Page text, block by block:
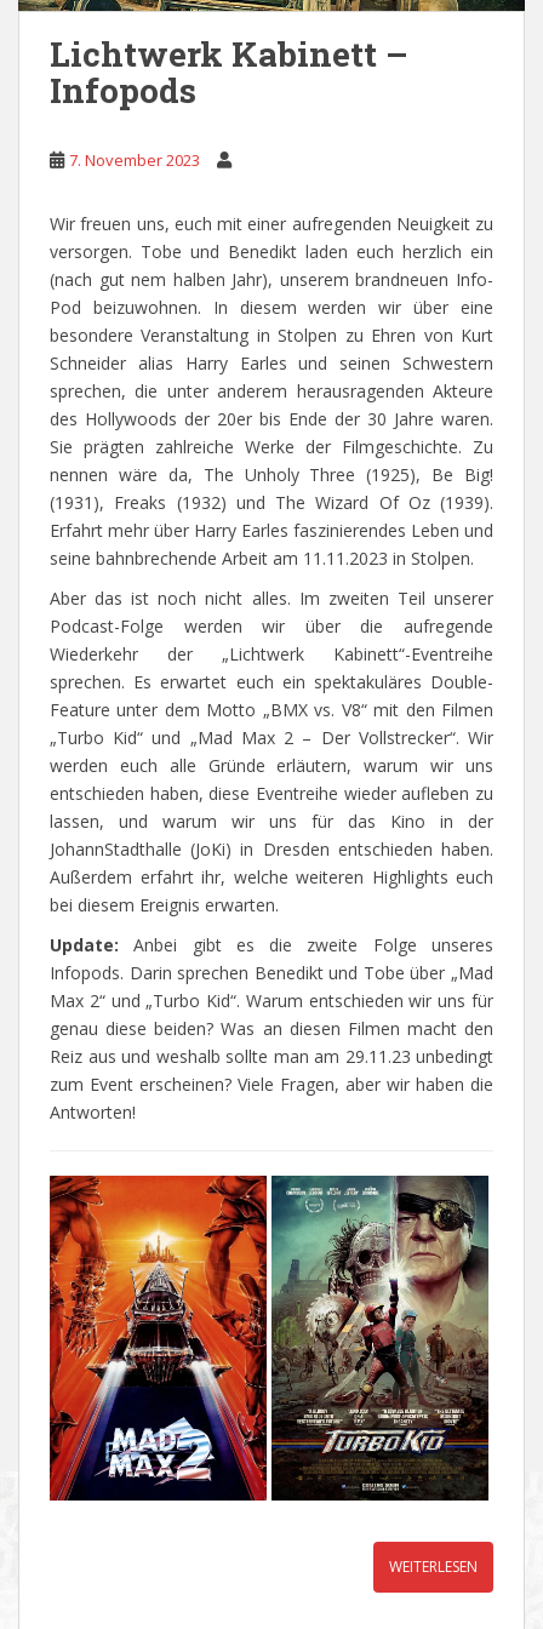
Lichtwerk Kabinett –
Infopods
7. November 2023
Wir freuen uns, euch mit einer aufregenden Neuigkeit zu
versorgen. Tobe und Benedikt laden euch herzlich ein
(nach gut nem halben Jahr), unserem brandneuen Info-
Pod beizuwohnen. In diesem werden wir über eine
besondere Veranstaltung in Stolpen zu Ehren von Kurt
Schneider alias Harry Earles und seinen Schwestern
sprechen, die unter anderem herausragenden Akteure
des Hollywoods der 20er bis Ende der 30 Jahre waren.
Sie prägten zahlreiche Werke der Filmgeschichte. Zu
nennen wäre da, The Unholy Three (1925), Be Big!
(1931), Freaks (1932) und The Wizard Of Oz (1939).
Erfahrt mehr über Harry Earles faszinierendes Leben und
seine bahnbrechende Arbeit am 11.11.2023 in Stolpen.
Aber das ist noch nicht alles. Im zweiten Teil unserer
Podcast-Folge werden wir über die aufregende
Wiederkehr der „Lichtwerk Kabinett“-Eventreihe
sprechen. Es erwartet euch ein spektakuläres Double-
Feature unter dem Motto „BMX vs. V8“ mit den Filmen
„Turbo Kid“ und „Mad Max 2 – Der Vollstrecker“. Wir
werden euch alle Gründe erläutern, warum wir uns
entschieden haben, diese Eventreihe wieder aufleben zu
lassen, und warum wir uns für das Kino in der
JohannStadthalle (JoKi) in Dresden entschieden haben.
Außerdem erfahrt ihr, welche weiteren Highlights euch
bei diesem Ereignis erwarten.
Update: Anbei gibt es die zweite Folge unseres
Infopods. Darin sprechen Benedikt und Tobe über „Mad
Max 2“ und „Turbo Kid“. Warum entschieden wir uns für
genau diese beiden? Was an diesen Filmen macht den
Reiz aus und weshalb sollte man am 29.11.23 unbedingt
zum Event erscheinen? Viele Fragen, aber wir haben die
Antworten!
WEITERLESEN